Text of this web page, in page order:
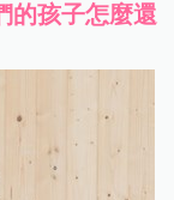
的孩子怎麼還